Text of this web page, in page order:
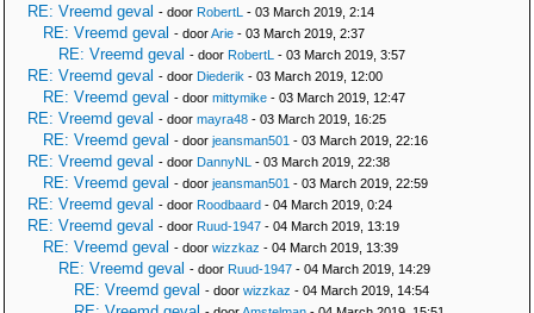
RE: Vreemd geval - door RobertL - 03 March 2019, 2:14
RE: Vreemd geval - doorArie - 03 March 2019, 2:37
RE: Vreemd geval - door RobertL - 03 March 2019, 3:57
RE: Vreemd geval - door Diederik - 03 March 2019, 12:00
RE: Vreemd geval - door mittymike - 03 March 2019, 12:47
RE: Vreemd geval - door mayra48 - 03 March 2019, 16:25
RE: Vreemd geval - door jeansman501 - 03 March 2019, 22:16
RE: Vreemd geval - door DannyNL - 03 March 2019, 22:38
RE: Vreemd geval - door jeansman501 - 03 March 2019, 22:59
RE: Vreemd geval - door Roodbaard - 04 March 2019, 0:24
RE: Vreemd geval - door Ruud-1947 - 04 March 2019, 13:19
RE: Vreemd geval - door wizzkaz - 04 March 2019, 13:39
RE: Vreemd geval - door Ruud-1947 - 04 March 2019, 14:29
RE: Vreemd geval - door wizzkaz - 04 March 2019, 14:54